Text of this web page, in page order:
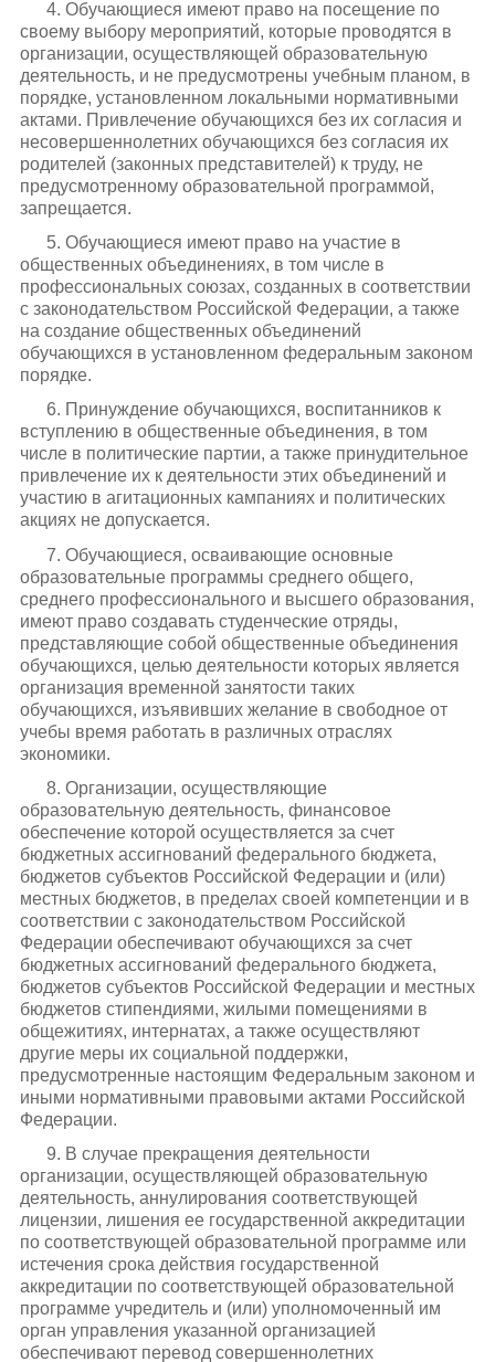
4. Обучающиеся имеют право на посещение по
своему выбору мероприятий, которые проводятся в
организации, осуществляющей образовательную
деятельность, и не предусмотрены учебным планом, в
порядке, установленном локальными нормативными
актами. Привлечение обучающихся без их согласия и
несовершеннолетних обучающихся без согласия их
родителей (законных представителей) к труду, не
предусмотренному образовательной программой,
запрещается.
5. Обучающиеся имеют право на участие в
общественных объединениях, в том числе в
профессиональных союзах, созданных в соответствии
с законодательством Российской Федерации, а также
на создание общественных объединений
обучающихся в установленном федеральным законом
порядке.
6. Принуждение обучающихся, воспитанников к
вступлению в общественные объединения, в том
числе в политические партии, а также принудительное
привлечение их к деятельности этих объединений и
участию в агитационных кампаниях и политических
акциях не допускается.
7. Обучающиеся, осваивающие основные
образовательные программы среднего общего,
среднего профессионального и высшего образования,
имеют право создавать студенческие отряды,
представляющие собой общественные объединения
обучающихся, целью деятельности которых является
организация временной занятости таких
обучающихся, изъявивших желание в свободное от
учебы время работать в различных отраслях
экономики.
8. Организации, осуществляющие
образовательную деятельность, финансовое
обеспечение которой осуществляется за счет
бюджетных ассигнований федерального бюджета,
бюджетов субъектов Российской Федерации и (или)
местных бюджетов, в пределах своей компетенции и в
соответствии с законодательством Российской
Федерации обеспечивают обучающихся за счет
бюджетных ассигнований федерального бюджета,
бюджетов субъектов Российской Федерации и местных
бюджетов стипендиями, жилыми помещениями в
общежитиях, интернатах, а также осуществляют
другие меры их социальной поддержки,
предусмотренные настоящим Федеральным законом и
иными нормативными правовыми актами Российской
Федерации.
9. В случае прекращения деятельности
организации, осуществляющей образовательную
деятельность, аннулирования соответствующей
лицензии, лишения ее государственной аккредитации
по соответствующей образовательной программе или
истечения срока действия государственной
аккредитации по соответствующей образовательной
программе учредитель и (или) уполномоченный им
орган управления указанной организацией
обеспечивают перевод совершеннолетних